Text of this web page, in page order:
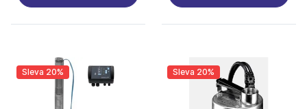
Sleva 20% Sleva 20%